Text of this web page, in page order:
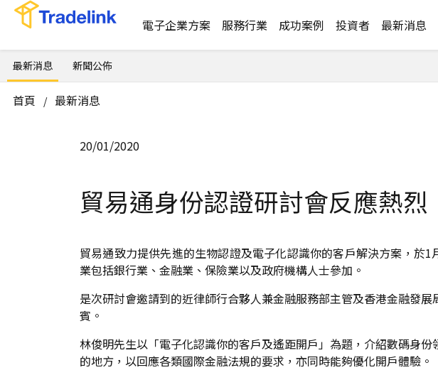
電子企業方案 服務行業 成功案例 投資者 最新消息
最新消息 新聞公佈
首頁 / 最新消息
20/01/2020
貿易通身份認證研討會反應熱烈
貿易通致力提供先進的生物認證及電子化認識你的客戶解決方案，於
業包括銀行業、金融業、保險業以及政府機構人士參加。
是次研討會邀請到的近律師行合夥人兼金融服務部主管及香港金融發
賓。
林俊明先生以「電子化認識你的客戶及遙距開戶」為題，介紹數碼身
的地方，以回應各類國際金融法規的要求，亦同時能夠優化開戶體驗。